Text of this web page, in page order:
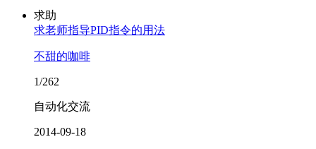
求助
求老师指导PID指令的用法
不甜的咖啡
1/262
自动化交流
2014-09-18